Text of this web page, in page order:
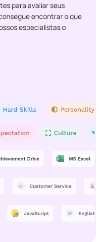
para avaliar seus
encontrar o que
especialistas o